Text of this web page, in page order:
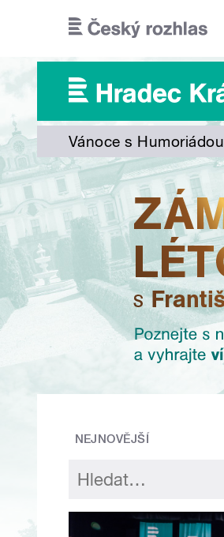
Vánoce s Humoriádou
NEJNOVĚJŠÍ